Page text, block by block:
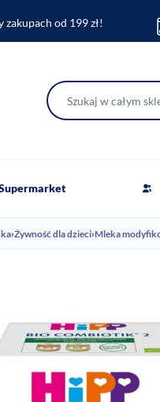
od 199 zł!
›Żywność dla dzieci›Mleka